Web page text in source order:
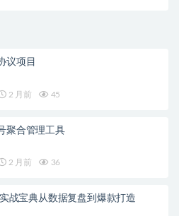
议项目
2 月前 45
聚合管理工具
2 月前 36
战宝典从数据复盘到爆款打造